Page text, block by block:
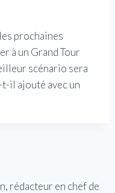
prochaines
à un Grand Tour
scénario sera
t-il ajouté avec un
rédacteur en chef de